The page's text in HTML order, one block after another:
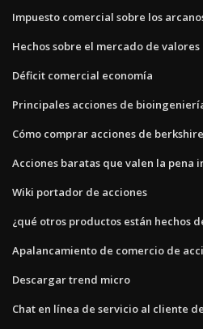
Impuesto comercial sobre los
Hechos sobre el mercado de
Déficit comercial economía
Principales acciones de
Cómo comprar acciones de
Acciones baratas que valen la pena
Wiki portador de acciones
¿qué otros productos están hechos
Apalancamiento de comercio de
Descargar trend micro
Chat en línea de servicio al cliente